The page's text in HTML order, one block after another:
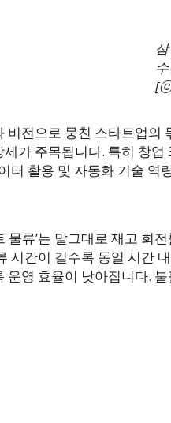
[ⓒ
비전으로 뭉친 스타트업의
가 주목됩니다. 특히 창
터 활용 및 자동화 기술
물류’는 말그대로 재고
시간이 길수록 동일 시간
운영 효율이 낮아집니다.